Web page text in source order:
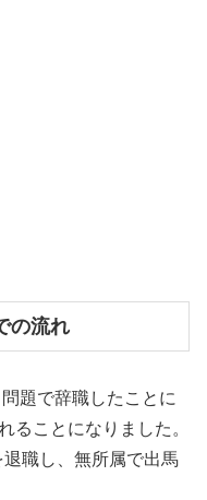
の流れ
題で辞職したことに
ることになりました。
職し、無所属で出馬